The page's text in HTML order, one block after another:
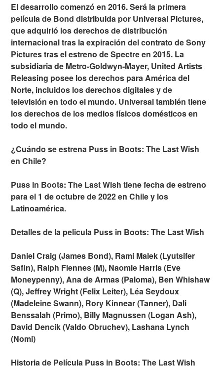
El desarrollo comenzó en 2016. Será la primera
película de Bond distribuida por Universal Pictures,
que adquirió los derechos de distribución
internacional tras la expiración del contrato de Sony
Pictures tras el estreno de Spectre en 2015. La
subsidiaria de Metro-Goldwyn-Mayer, United Artists
Releasing posee los derechos para América del
Norte, incluidos los derechos digitales y de
televisión en todo el mundo. Universal también tiene
los derechos de los medios físicos domésticos en
todo el mundo.
¿Cuándo se estrena Puss in Boots: The Last Wish
en Chile?
Puss in Boots: The Last Wish tiene fecha de estreno
para el 1 de octubre de 2022 en Chile y los
Latinoamérica.
Detalles de la pelicula Puss in Boots: The Last Wish
Daniel Craig (James Bond), Rami Malek (Lyutsifer
Safin), Ralph Fiennes (M), Naomie Harris (Eve
Moneypenny), Ana de Armas (Paloma), Ben Whishaw
(Q), Jeffrey Wright (Felix Leiter), Léa Seydoux
(Madeleine Swann), Rory Kinnear (Tanner), Dali
Benssalah (Primo), Billy Magnussen (Logan Ash),
David Dencik (Valdo Obruchev), Lashana Lynch
(Nomi)
Historia de Película Puss in Boots: The Last Wish